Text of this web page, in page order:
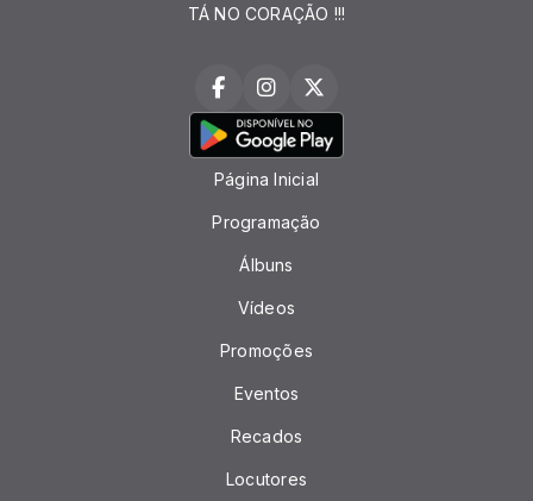
TÁ NO CORAÇÃO !!!
Página Inicial
Programação
Álbuns
Vídeos
Promoções
Eventos
Recados
Locutores